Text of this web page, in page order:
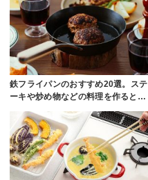
鉄フライパンのおすすめ20選。ステ
ーキや炒め物などの料理を作ると…